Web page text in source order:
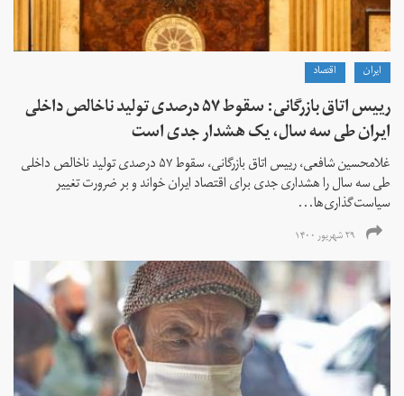
ايران اقتصاد
رییس اتاق بازرگانی: سقوط ۵۷ درصدی تولید ناخالص داخلی
ایران طی سه سال، یک هشدار جدی است
غلامحسین شافعی، رییس اتاق بازرگانی، سقوط ۵۷ درصدی تولید ناخالص داخلی
طی سه سال را هشداری جدی برای اقتصاد ایران خواند و بر ضرورت تغییر
سیاست‌گذاری‌ها...
۲۹ شهریور ۱۴۰۰